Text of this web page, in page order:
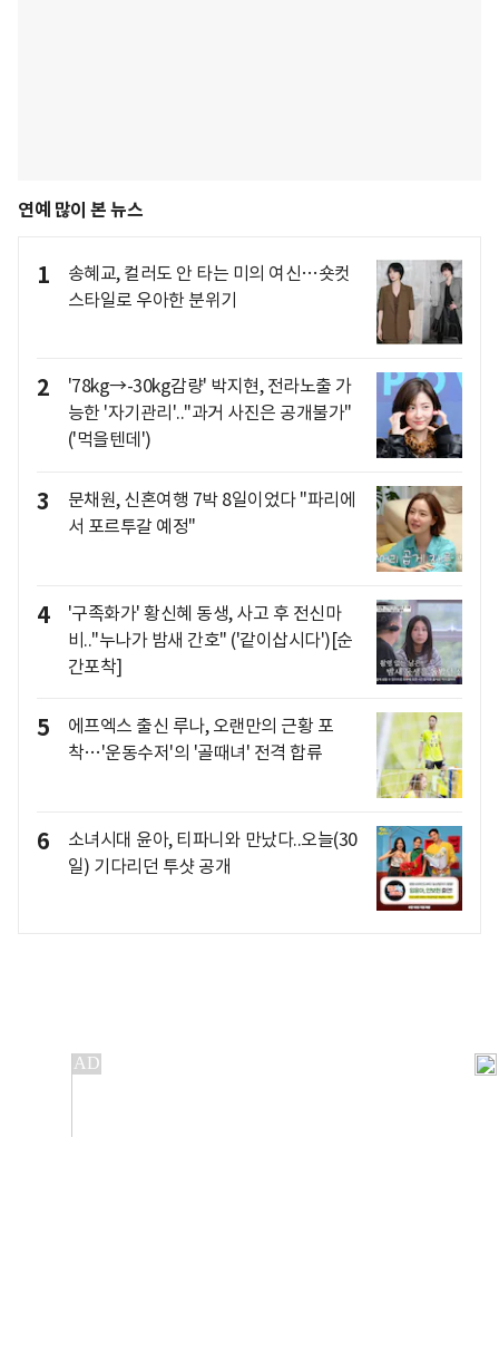
연예 많이 본 뉴스
1
송혜교, 컬러도 안 타는 미의 여신…숏컷
스타일로 우아한 분위기
2
'78kg→-30kg감량' 박지현, 전라노출 가
능한 '자기관리'.."과거 사진은 공개불가"
('먹을텐데')
3
문채원, 신혼여행 7박 8일이었다 "파리에
서 포르투갈 예정"
4
'구족화가' 황신혜 동생, 사고 후 전신마
비.."누나가 밤새 간호" ('같이삽시다')[순
간포착]
5
에프엑스 출신 루나, 오랜만의 근황 포
착…'운동수저'의 '골때녀' 전격 합류
6
소녀시대 윤아, 티파니와 만났다..오늘(30
일) 기다리던 투샷 공개